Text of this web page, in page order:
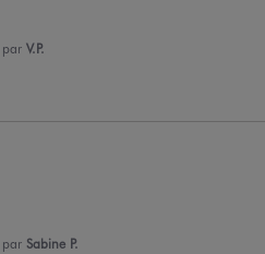
par V.P.
par Sabine P.